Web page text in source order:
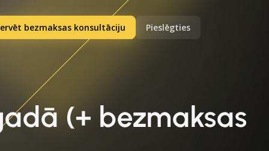
bezmaksas konsultāciju Pieslēgties
(+ bezmaksas